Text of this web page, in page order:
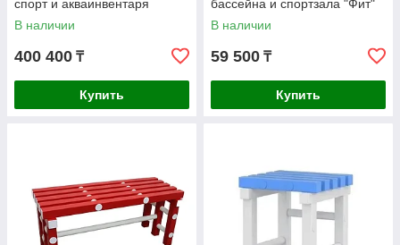
спорт и акваинвентаря
В наличии
400 400 ₸
Купить
бассейна и спортзала "Фит"
В наличии
59 500 ₸
Купить